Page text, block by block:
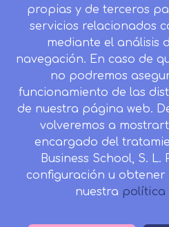
Mapa del sitio
Desistir contrato aquí
CONTACTO
Camino de la Torrecilla
EDTECH, C.P. 18.200,
958 050 746
Horario de atención al
Lunes a viernes: 9.00h a
propias y de terceros
servicios relacionados
mediante el análisis
navegación. En caso de
no podremos
funcionamiento de las
de nuestra página web.
volveremos a
encargado del
Business School, S.
configuración u
nuestra política